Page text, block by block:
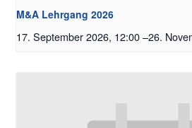
M&A Lehrgang 2026
17. September 2026, 12:00 –26.